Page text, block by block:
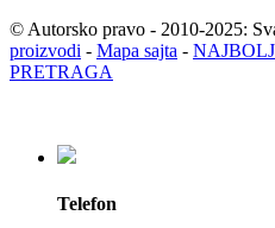
© Autorsko pravo - 2010-2025:
proizvodi - Mapa sajta -
PRETRAGA
Telefon